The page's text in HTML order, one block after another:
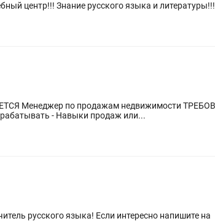
центр!!! Знание русского языка и литературы!!!
общаться и
договариваться - Желание учиться и зарабатывать - Навыки продаж или...
русского языка! Если интересно напишите на